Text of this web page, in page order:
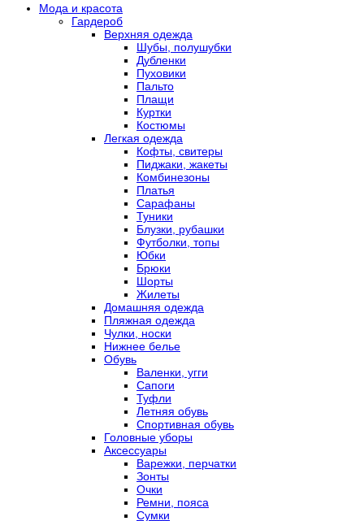
Мода и красота
Гардероб
Верхняя одежда
Шубы, полушубки
Дубленки
Пуховики
Пальто
Плащи
Куртки
Костюмы
Легкая одежда
Кофты, свитеры
Пиджаки, жакеты
Комбинезоны
Платья
Сарафаны
Туники
Блузки, рубашки
Футболки, топы
Юбки
Брюки
Шорты
Жилеты
Домашняя одежда
Пляжная одежда
Чулки, носки
Нижнее белье
Обувь
Валенки, угги
Сапоги
Туфли
Летняя обувь
Спортивная обувь
Головные уборы
Аксессуары
Варежки, перчатки
Зонты
Очки
Ремни, пояса
Сумки